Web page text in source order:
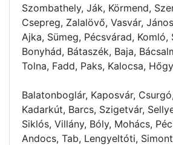
Szombathely, Ják, Körmend,
Csepreg, Zalalövő, Vasvár,
Ajka, Sümeg, Pécsvárad, Komló,
Bonyhád, Bátaszék, Baja,
Tolna, Fadd, Paks, Kalocsa,
Balatonboglár, Kaposvár,
Kadarkút, Barcs, Szigetvár,
Siklós, Villány, Bóly, Mohács,
Andocs, Tab, Lengyeltóti,